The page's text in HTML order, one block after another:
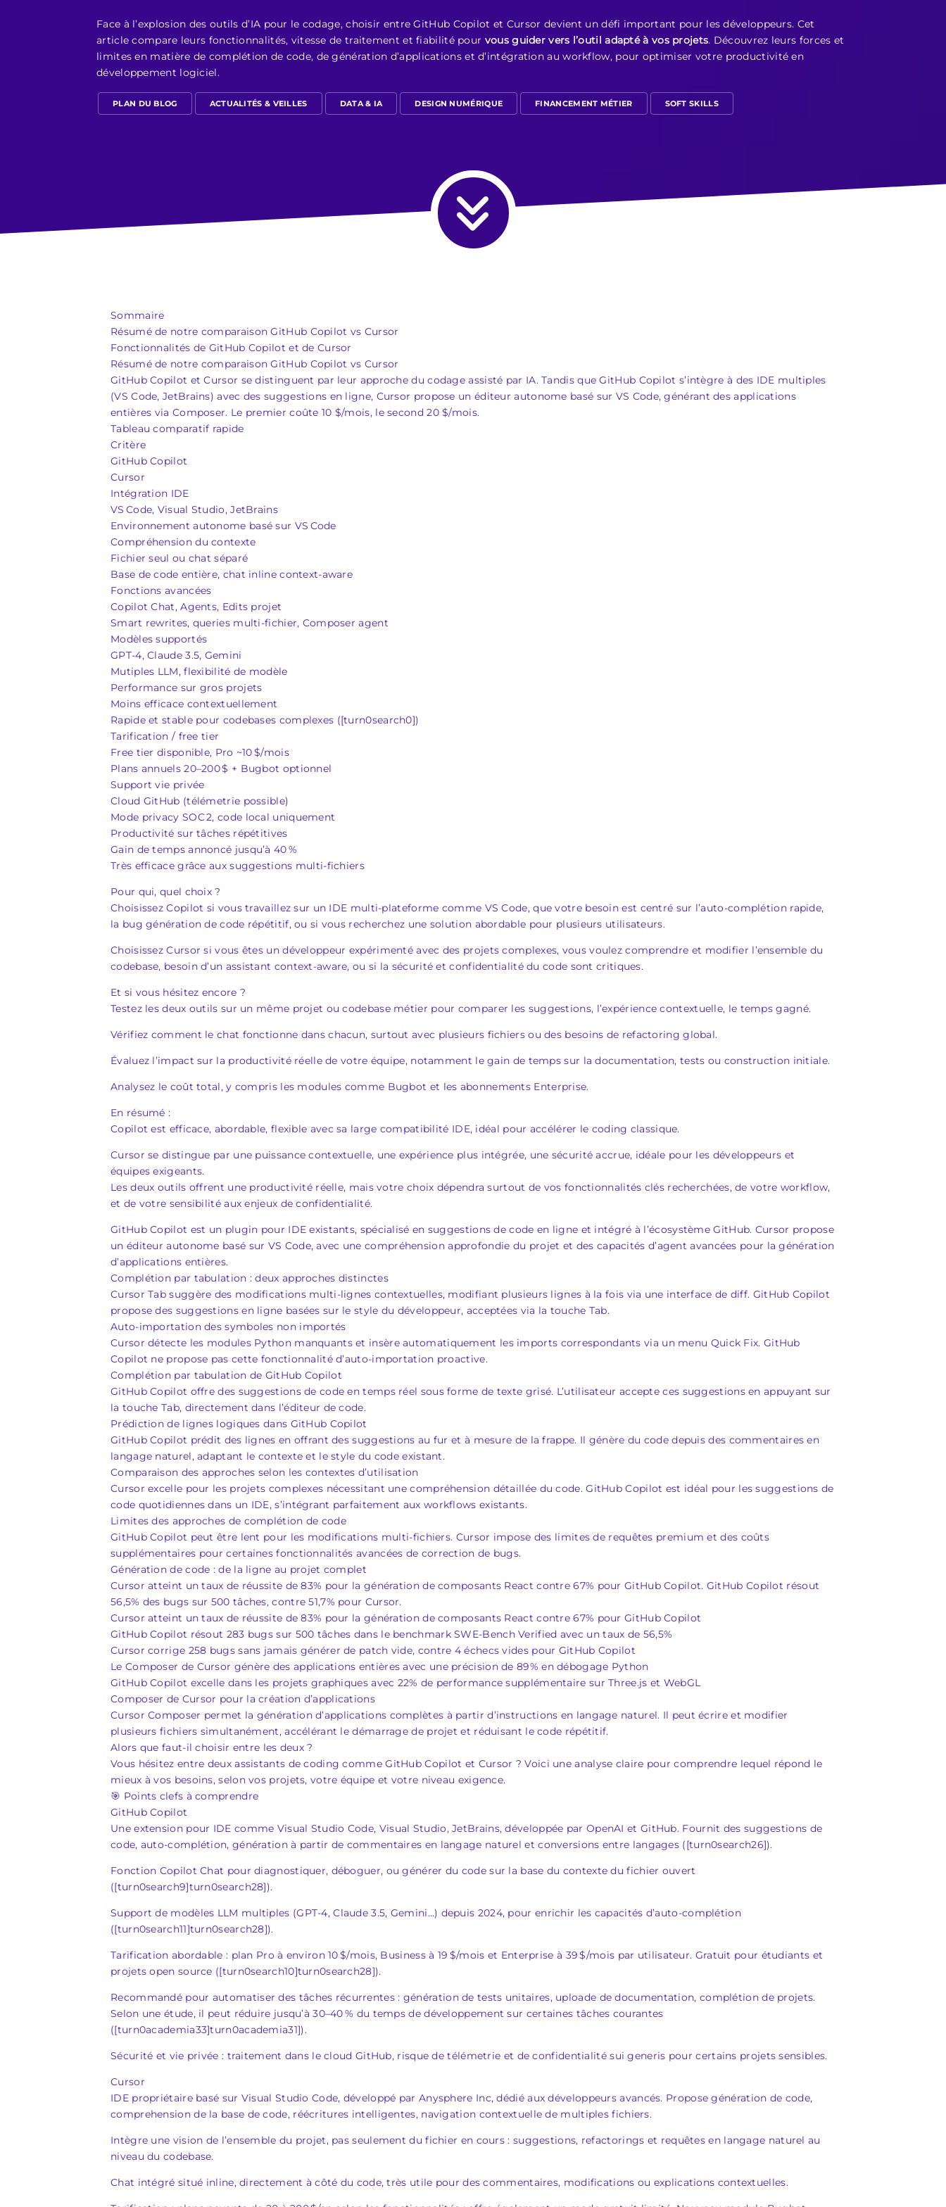
Face à l’explosion des outils d’IA pour le codage, choisir entre GitHub Copilot et Cursor devient un défi important pour les développeurs. Cet
article compare leurs fonctionnalités, vitesse de traitement et fiabilité pour vous guider vers l’outil adapté à vos projets. Découvrez leurs forces et
limites en matière de complétion de code, de génération d’applications et d’intégration au workflow, pour optimiser votre productivité en
développement logiciel.
PLAN DU BLOG ACTUALITÉS & VEILLES DATA & IA DESIGN NUMÉRIQUE FINANCEMENT MÉTIER SOFT SKILLS
Sommaire
Résumé de notre comparaison GitHub Copilot vs Cursor
Fonctionnalités de GitHub Copilot et de Cursor
Résumé de notre comparaison GitHub Copilot vs Cursor
GitHub Copilot et Cursor se distinguent par leur approche du codage assisté par IA. Tandis que GitHub Copilot s’intègre à des IDE multiples
(VS Code, JetBrains) avec des suggestions en ligne, Cursor propose un éditeur autonome basé sur VS Code, générant des applications
entières via Composer. Le premier coûte 10 $/mois, le second 20 $/mois.
Tableau comparatif rapide
Critère
GitHub Copilot
Cursor
Intégration IDE
VS Code, Visual Studio, JetBrains
Environnement autonome basé sur VS Code
Compréhension du contexte
Fichier seul ou chat séparé
Base de code entière, chat inline context‑aware
Fonctions avancées
Copilot Chat, Agents, Edits projet
Smart rewrites, queries multi‑fichier, Composer agent
Modèles supportés
GPT‑4, Claude 3.5, Gemini
Mutiples LLM, flexibilité de modèle
Performance sur gros projets
Moins efficace contextuellement
Rapide et stable pour codebases complexes ([turn0search0])
Tarification / free tier
Free tier disponible, Pro ~10 $/mois
Plans annuels 20–200 $ + Bugbot optionnel
Support vie privée
Cloud GitHub (télémetrie possible)
Mode privacy SOC 2, code local uniquement
Productivité sur tâches répétitives
Gain de temps annoncé jusqu’à 40 %
Très efficace grâce aux suggestions multi-fichiers
Pour qui, quel choix ?
Choisissez Copilot si vous travaillez sur un IDE multi-plateforme comme VS Code, que votre besoin est centré sur l’auto‑complétion rapide,
la bug génération de code répétitif, ou si vous recherchez une solution abordable pour plusieurs utilisateurs.
Choisissez Cursor si vous êtes un développeur expérimenté avec des projets complexes, vous voulez comprendre et modifier l’ensemble du
codebase, besoin d’un assistant context-aware, ou si la sécurité et confidentialité du code sont critiques.
Et si vous hésitez encore ?
Testez les deux outils sur un même projet ou codebase métier pour comparer les suggestions, l’expérience contextuelle, le temps gagné.
Vérifiez comment le chat fonctionne dans chacun, surtout avec plusieurs fichiers ou des besoins de refactoring global.
Évaluez l’impact sur la productivité réelle de votre équipe, notamment le gain de temps sur la documentation, tests ou construction initiale.
Analysez le coût total, y compris les modules comme Bugbot et les abonnements Enterprise.
En résumé :
Copilot est efficace, abordable, flexible avec sa large compatibilité IDE, idéal pour accélérer le coding classique.
Cursor se distingue par une puissance contextuelle, une expérience plus intégrée, une sécurité accrue, idéale pour les développeurs et
équipes exigeants.
Les deux outils offrent une productivité réelle, mais votre choix dépendra surtout de vos fonctionnalités clés recherchées, de votre workflow,
et de votre sensibilité aux enjeux de confidentialité.
GitHub Copilot est un plugin pour IDE existants, spécialisé en suggestions de code en ligne et intégré à l’écosystème GitHub. Cursor propose
un éditeur autonome basé sur VS Code, avec une compréhension approfondie du projet et des capacités d’agent avancées pour la génération
d’applications entières.
Complétion par tabulation : deux approches distinctes
Cursor Tab suggère des modifications multi-lignes contextuelles, modifiant plusieurs lignes à la fois via une interface de diff. GitHub Copilot
propose des suggestions en ligne basées sur le style du développeur, acceptées via la touche Tab.
Auto-importation des symboles non importés
Cursor détecte les modules Python manquants et insère automatiquement les imports correspondants via un menu Quick Fix. GitHub
Copilot ne propose pas cette fonctionnalité d’auto-importation proactive.
Complétion par tabulation de GitHub Copilot
GitHub Copilot offre des suggestions de code en temps réel sous forme de texte grisé. L’utilisateur accepte ces suggestions en appuyant sur
la touche Tab, directement dans l’éditeur de code.
Prédiction de lignes logiques dans GitHub Copilot
GitHub Copilot prédit des lignes en offrant des suggestions au fur et à mesure de la frappe. Il génère du code depuis des commentaires en
langage naturel, adaptant le contexte et le style du code existant.
Comparaison des approches selon les contextes d’utilisation
Cursor excelle pour les projets complexes nécessitant une compréhension détaillée du code. GitHub Copilot est idéal pour les suggestions de
code quotidiennes dans un IDE, s’intégrant parfaitement aux workflows existants.
Limites des approches de complétion de code
GitHub Copilot peut être lent pour les modifications multi-fichiers. Cursor impose des limites de requêtes premium et des coûts
supplémentaires pour certaines fonctionnalités avancées de correction de bugs.
Génération de code : de la ligne au projet complet
Cursor atteint un taux de réussite de 83% pour la génération de composants React contre 67% pour GitHub Copilot. GitHub Copilot résout
56,5% des bugs sur 500 tâches, contre 51,7% pour Cursor.
Cursor atteint un taux de réussite de 83% pour la génération de composants React contre 67% pour GitHub Copilot
GitHub Copilot résout 283 bugs sur 500 tâches dans le benchmark SWE-Bench Verified avec un taux de 56,5%
Cursor corrige 258 bugs sans jamais générer de patch vide, contre 4 échecs vides pour GitHub Copilot
Le Composer de Cursor génère des applications entières avec une précision de 89% en débogage Python
GitHub Copilot excelle dans les projets graphiques avec 22% de performance supplémentaire sur Three.js et WebGL
Composer de Cursor pour la création d’applications
Cursor Composer permet la génération d’applications complètes à partir d’instructions en langage naturel. Il peut écrire et modifier
plusieurs fichiers simultanément, accélérant le démarrage de projet et réduisant le code répétitif.
Alors que faut-il choisir entre les deux ?
Vous hésitez entre deux assistants de coding comme GitHub Copilot et Cursor ? Voici une analyse claire pour comprendre lequel répond le
mieux à vos besoins, selon vos projets, votre équipe et votre niveau exigence.
🎯 Points clefs à comprendre
GitHub Copilot
Une extension pour IDE comme Visual Studio Code, Visual Studio, JetBrains, développée par OpenAI et GitHub. Fournit des suggestions de
code, auto‑complétion, génération à partir de commentaires en langage naturel et conversions entre langages ([turn0search26]).
Fonction Copilot Chat pour diagnostiquer, déboguer, ou générer du code sur la base du contexte du fichier ouvert
([turn0search9]turn0search28]).
Support de modèles LLM multiples (GPT‑4, Claude 3.5, Gemini…) depuis 2024, pour enrichir les capacités d’auto-complétion
([turn0search11]turn0search28]).
Tarification abordable : plan Pro à environ 10 $/mois, Business à 19 $/mois et Enterprise à 39 $/mois par utilisateur. Gratuit pour étudiants et
projets open source ([turn0search10]turn0search28]).
Recommandé pour automatiser des tâches récurrentes : génération de tests unitaires, uploade de documentation, complétion de projets.
Selon une étude, il peut réduire jusqu’à 30–40 % du temps de développement sur certaines tâches courantes
([turn0academia33]turn0academia31]).
Sécurité et vie privée : traitement dans le cloud GitHub, risque de télémetrie et de confidentialité sui generis pour certains projets sensibles.
Cursor
IDE propriétaire basé sur Visual Studio Code, développé par Anysphere Inc, dédié aux développeurs avancés. Propose génération de code,
comprehension de la base de code, réécritures intelligentes, navigation contextuelle de multiples fichiers.
Intègre une vision de l’ensemble du projet, pas seulement du fichier en cours : suggestions, refactorings et requêtes en langage naturel au
niveau du codebase.
Chat intégré situé inline, directement à côté du code, très utile pour des commentaires, modifications ou explications contextuelles.